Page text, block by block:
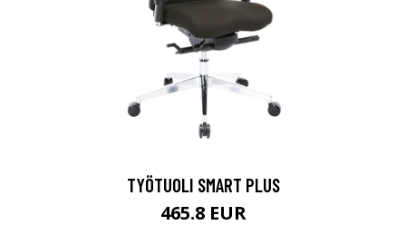
TYÖTUOLI SMART PLUS
465.8 EUR